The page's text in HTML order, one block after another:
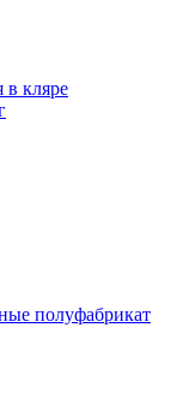
кляре
полуфабрикат